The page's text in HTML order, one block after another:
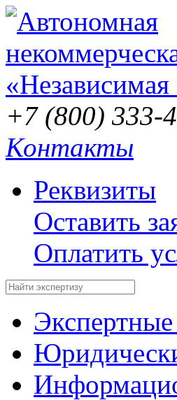
+7 (800) 333-
Контакты
Реквизиты
Оставить
Оплатить